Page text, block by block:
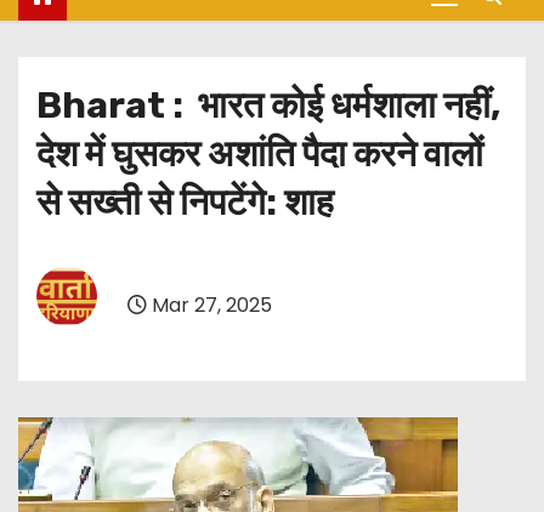
Bharat : भारत कोई धर्मशाला नहीं,
देश में घुसकर अशांति पैदा करने वालों
से सख्ती से निपटेंगे: शाह
Mar 27, 2025